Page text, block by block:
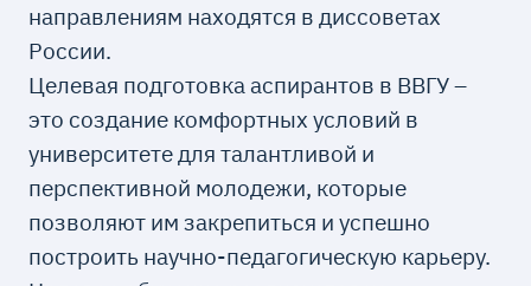
направлениям находятся в диссоветах
России.
Целевая подготовка аспирантов в ВВГУ –
это создание комфортных условий в
университете для талантливой и
перспективной молодежи, которые
позволяют им закрепиться и успешно
построить научно-педагогическую карьеру.